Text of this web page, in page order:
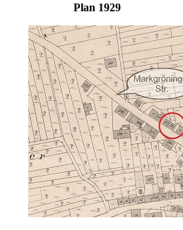
Plan 1929